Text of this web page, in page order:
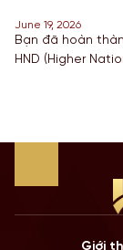
June 19, 2026
Bạn đã hoàn
HND (Higher
Quốc gia có
Giới